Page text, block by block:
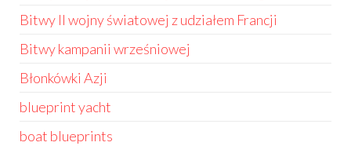
Bitwy II wojny światowej z udziałem Francji
Bitwy kampanii wrześniowej
Błonkówki Azji
blueprint yacht
boat blueprints